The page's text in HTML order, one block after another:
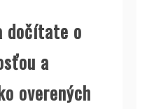
dočítate o
a
overených